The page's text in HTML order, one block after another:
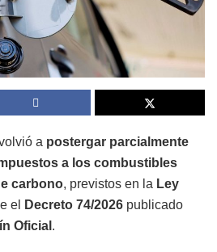
a postergar parcialmente
a los combustibles
carbono, previstos en la Ley
el Decreto 74/2026 publicado
Oficial .